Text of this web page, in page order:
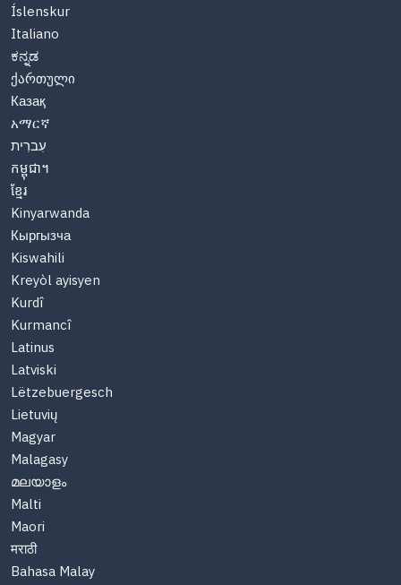
Íslenskur
Italiano
ಕನ್ನಡ
ქართული
Казақ
አማርኛ
עִברִית
កម្ពុជា។
ខ្មែរ
Kinyarwanda
Кыргызча
Kiswahili
Kreyòl ayisyen
Kurdî
Kurmancî
Latinus
Latviski
Lëtzebuergesch
Lietuvių
Magyar
Malagasy
മലയാളം
Malti
Maori
मराठी
Bahasa Malay